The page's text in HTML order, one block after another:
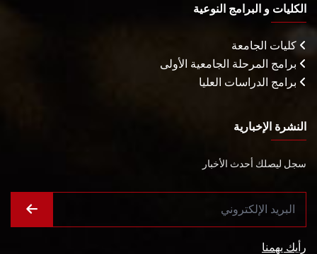
الكليات و البرامج النوعية
كليات الجامعة
برامج المرحلة الجامعية الأولى
برامج الدراسات العليا
النشرة الإخبارية
سجل ليصلك أحدث الأخبار
رأيك يهمنا